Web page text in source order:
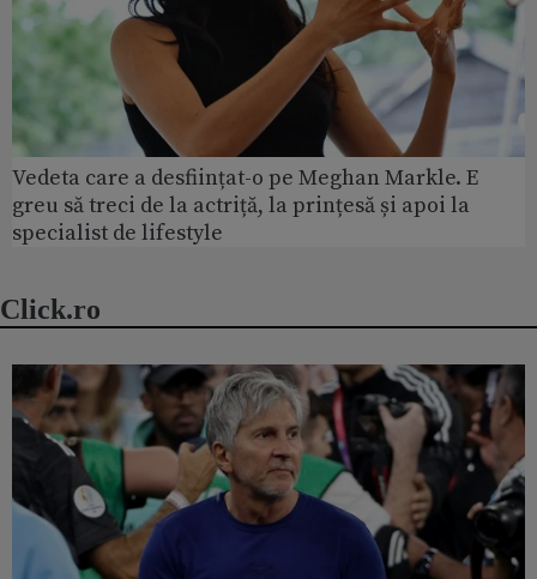
Vedeta care a desființat-o pe Meghan Markle. E
greu să treci de la actriță, la prințesă și apoi la
specialist de lifestyle
Click.ro